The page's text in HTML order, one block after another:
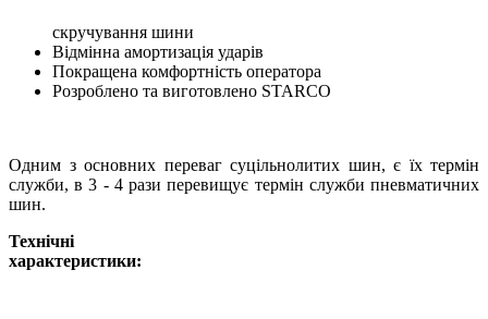
скручування шини
Відмінна амортизація ударів
Покращена комфортність оператора
Розроблено та виготовлено STARCO
Одним з основних переваг суцільнолитих шин, є їх термін
служби, в 3 - 4 рази перевищує термін служби пневматичних
шин.
Технічні
характеристики: